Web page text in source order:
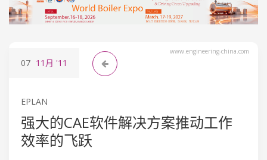
www.engineering-china.com
07 11月 '11
EPLAN
强大的CAE软件解决方案推动工作
效率的飞跃